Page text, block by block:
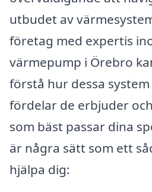
utbudet av
företag med expertis
värmepump i Örebro
förstå hur dessa
fördelar de erbjuder
som bäst passar dina
är några sätt som ett
hjälpa dig: